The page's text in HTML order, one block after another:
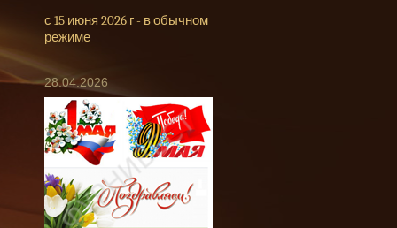
с 15 июня 2026 г - в обычном
режиме
28.04.2026